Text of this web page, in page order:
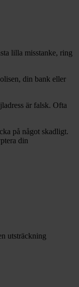
lilla misstanke, ring
din bank eller
är falsk. Ofta
på något skadligt.
din
utsträckning